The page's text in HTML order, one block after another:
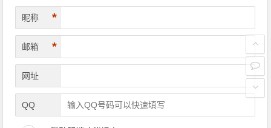
昵称 *
邮箱 *
网址
QQ